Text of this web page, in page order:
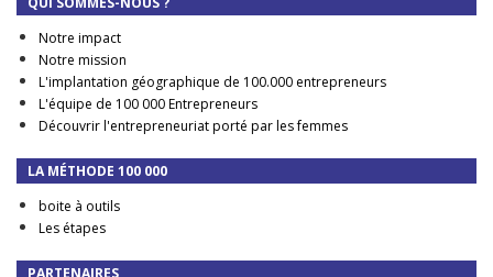
Notre impact
Notre mission
L'implantation géographique de 100.000 entrepreneurs
L'équipe de 100 000 Entrepreneurs
Découvrir l'entrepreneuriat porté par les femmes
LA MÉTHODE 100 000
boite à outils
Les étapes
PARTENAIRES